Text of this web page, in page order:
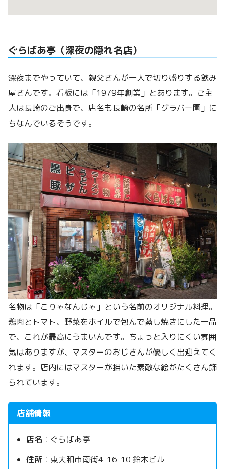
ぐらばあ亭（深夜の隠れ名店）
深夜までやっていて、親父さんが一人で切り盛りする飲み
屋さんです。看板には「1979年創業」とあります。ご主
人は長崎のご出身で、店名も長崎の名所「グラバー園」に
ちなんでいるそうです。
名物は「こりゃなんじゃ」という名前のオリジナル料理。
鶏肉とトマト、野菜をホイルで包んで蒸し焼きにした一品
で、これが最高にうまいんです。ちょっと入りにくい雰囲
気はありますが、マスターのおじさんが優しく出迎えてく
れます。店内にはマスターが描いた素敵な絵がたくさん飾
られています。
店舗情報
店名 ：ぐらばあ亭
住所 ：東大和市南街4-16-10 鈴木ビル